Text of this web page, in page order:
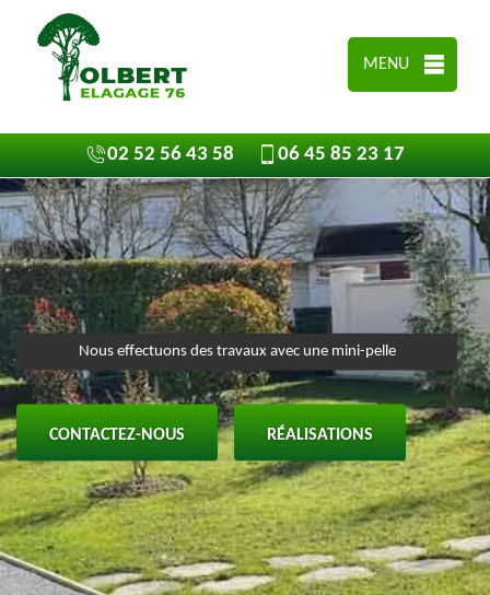
MENU
02 52 56 43 58 06 45 85 23 17
Nous effectuons des travaux avec une mini-pelle
CONTACTEZ-NOUS RÉALISATIONS